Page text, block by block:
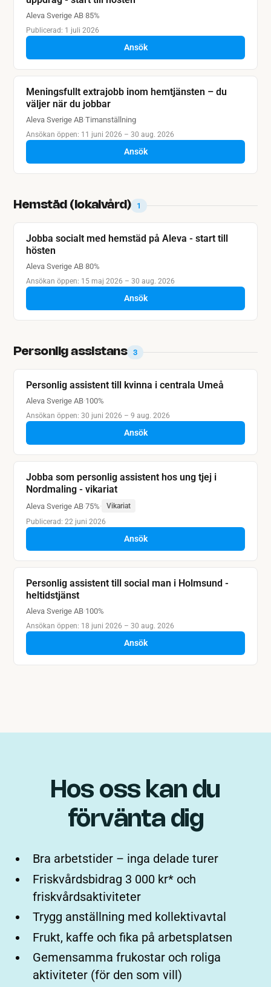
Aleva Sverige AB·85%
Publicerad: 1 juli 2026
Ansök
Meningsfullt extrajobb inom hemtjänsten – du
väljer när du jobbar
Aleva Sverige AB·Timanställning
Ansökan öppen: 11 juni 2026 – 30 aug. 2026
Ansök
Hemstäd (lokalvård) 1
Jobba socialt med hemstäd på Aleva - start till
hösten
Aleva Sverige AB·80%
Ansökan öppen: 15 maj 2026 – 30 aug. 2026
Ansök
Personlig assistans 3
Personlig assistent till kvinna i centrala Umeå
Aleva Sverige AB·100%
Ansökan öppen: 30 juni 2026 – 9 aug. 2026
Ansök
Jobba som personlig assistent hos ung tjej i
Nordmaling - vikariat
Aleva Sverige AB·75%·
Vikariat
Publicerad: 22 juni 2026
Ansök
Personlig assistent till social man i Holmsund -
heltidstjänst
Aleva Sverige AB·100%
Ansökan öppen: 18 juni 2026 – 30 aug. 2026
Ansök
Hos oss kan du
förvänta dig
Bra arbetstider – inga delade turer
Friskvårdsbidrag 3 000 kr* och
friskvårdsaktiviteter
Trygg anställning med kollektivavtal
Frukt, kaffe och fika på arbetsplatsen
Gemensamma frukostar och roliga
aktiviteter (för den som vill)